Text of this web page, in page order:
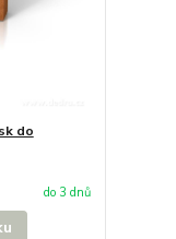
do
do 3 dnů